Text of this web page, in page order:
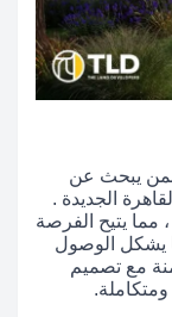
لمن يبحث عن
الجديدة .
مما يتيح الفرصة
يشكل الوصول
مع تصميم